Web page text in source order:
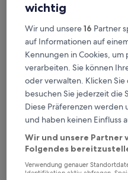
Hampton by
Hampton by Hilton
3.5-
Sterne-
Unterkunft
Mokotów, 2,9 km von
Malczewskiego 05 entfernt
9.2
von
10,
Wunderbar,
(566
9,2/10 Wunderbar (566
Holiday Inn Express
wichtig
Wir und unsere16 Partner
auf Informationen auf
Kennungen in Cookies,
verarbeiten. Sie können
oder verwalten. Klicken
besuchen Sie jederzeit die
Diese Präferenzen werden
und haben keinen Einfluss
Wir und unsere Partner
Folgendes
Verwendung genauer
Identifikation aktiv abfragen.